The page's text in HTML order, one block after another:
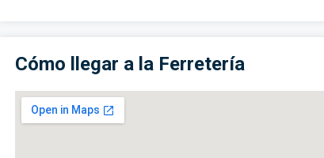
Cómo llegar a la Ferretería